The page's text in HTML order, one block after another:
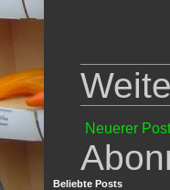
Neuerer Post
Beliebte Posts